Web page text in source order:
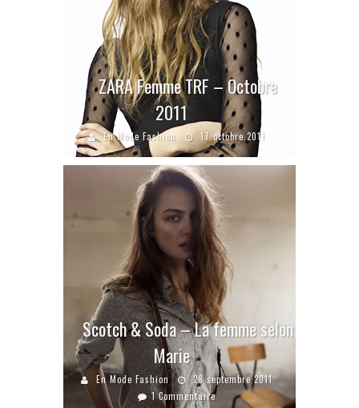
ZARA Femme TRF – Octobre
2011
En Mode Fashion 17 octobre 2011
Scotch & Soda – La femme selon
Marie
En Mode Fashion
28 septembre 2011
1 Commentaire